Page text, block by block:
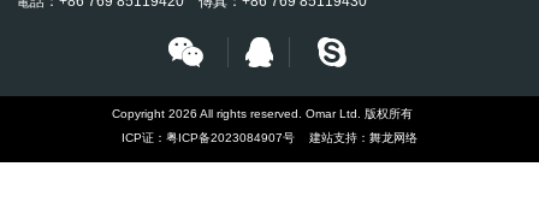
Copyright 2026 All rights reserved. Omar Ltd. 版权所有
ICP证： 粤ICP备2023084907号 建站支持： 舞龙网络